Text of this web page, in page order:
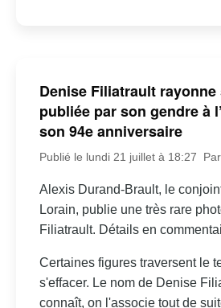
Denise Filiatrault
publiée par son gendre à
son 94e anniversaire
Publié le lundi 21 juillet à 18:27
Alexis Durand-Brault, le
Lorain, publie une très rare
Filiatrault. Détails en
Certaines figures traversent le
s'effacer. Le nom de Denise
connaît, on l'associe tout de